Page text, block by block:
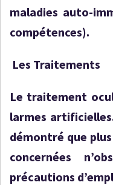
maladies auto-
compétences).
Les Traitements
Le traitement
larmes
démontré que
concernées
précautions